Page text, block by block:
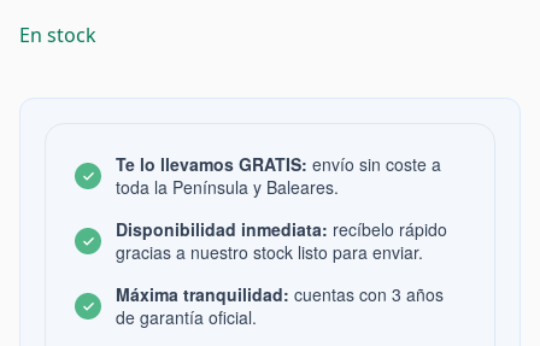
En stock
Te lo llevamos GRATIS: envío sin coste a
toda la Península y Baleares.
Disponibilidad inmediata: recíbelo rápido
gracias a nuestro stock listo para enviar.
Máxima tranquilidad: cuentas con 3 años
de garantía oficial.